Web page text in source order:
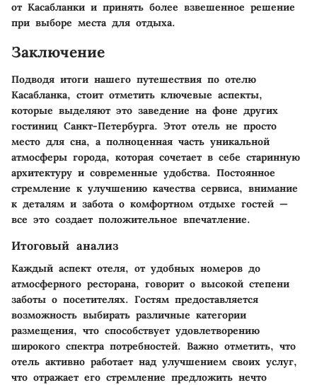
от Касабланки и принять более взвешенное решение
при выборе места для отдыха.
Заключение
Подводя итоги нашего путешествия по отелю
Касабланка, стоит отметить ключевые аспекты,
которые выделяют это заведение на фоне других
гостиниц Санкт-Петербурга. Этот отель не просто
место для сна, а полноценная часть уникальной
атмосферы города, которая сочетает в себе старинную
архитектуру и современные удобства. Постоянное
стремление к улучшению качества сервиса, внимание
к деталям и забота о комфортном отдыхе гостей —
все это создает положительное впечатление.
Итоговый анализ
Каждый аспект отеля, от удобных номеров до
атмосферного ресторана, говорит о высокой степени
заботы о посетителях. Гостям предоставляется
возможность выбирать различные категории
размещения, что способствует удовлетворению
широкого спектра потребностей. Важно отметить, что
отель активно работает над улучшением своих услуг,
что отражает его стремление предложить нечто